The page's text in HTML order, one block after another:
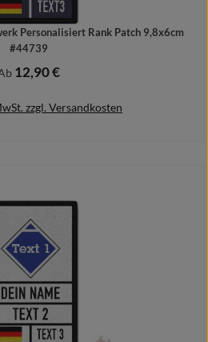
Personalisiert Rank Patch 9,8x6cm
#44739
Preis:
12,90 €
zzgl. Versandkosten